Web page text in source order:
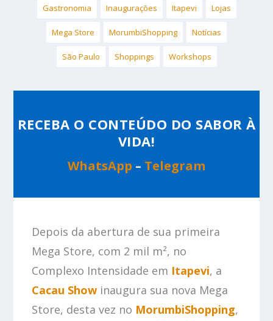
Gastronomia Inaugurações Itapevi Lojas
Mega Store MorumbiShopping Notícias
São Paulo Shoppings Workshops
RECEBA O CONTEÚDO DO SABOR À
VIDA!
WhatsApp – Telegram
Depois da abertura de sua primeira
Mega Store, com 2 mil m², no
Complexo Intensidade em Itapevi, a
Cacau Showinaugura sua nova Mega
Store, desta vez no MorumbiShopping,